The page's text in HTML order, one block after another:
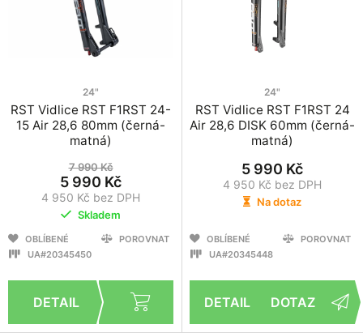
24"
RST Vidlice RST F1RST 24-
15 Air 28,6 80mm (černá-
matná)
7 990 Kč
5 990 Kč
4 950 Kč bez DPH
Skladem
OBLÍBENÉ
POROVNAT
UA#20345450
24"
RST Vidlice RST F1RST 24
Air 28,6 DISK 60mm (černá-
matná)
5 990 Kč
4 950 Kč bez DPH
Na dotaz
OBLÍBENÉ
POROVNAT
UA#20345448
DOTAZ